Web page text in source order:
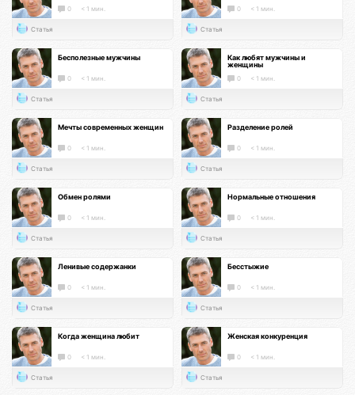
0 < 1 мин.
Статья
0 < 1 мин.
Статья
Бесполезные мужчины
0 < 1 мин.
Статья
Как любят мужчины и
женщины
0 < 1 мин.
Статья
Мечты современных женщин
0 < 1 мин.
Статья
Разделение ролей
0 < 1 мин.
Статья
Обмен ролями
0 < 1 мин.
Статья
Нормальные отношения
0 < 1 мин.
Статья
Ленивые содержанки
0 < 1 мин.
Статья
Бесстыжие
0 < 1 мин.
Статья
Когда женщина любит
0 < 1 мин.
Статья
Женская конкуренция
0 < 1 мин.
Статья